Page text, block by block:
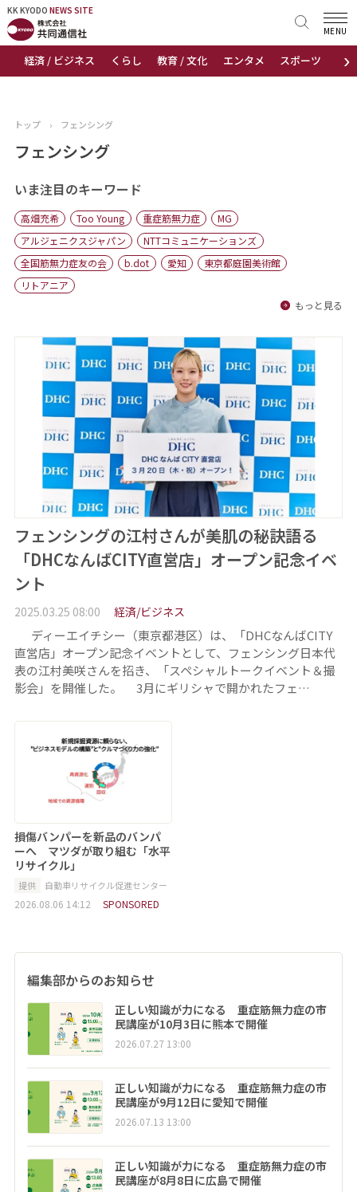
KK KYODO NEWS SITE
›
経済 / ビジネス くらし 教育 / 文化 エンタメ スポーツ 地域
MENU
KK KYODONEWS SITE
トップページ
ニュース
おすすめコンテンツ
出版物
会社概要
トップ › フェンシング
フェンシング
いま注目のキーワード
高畑充希 Too Young 重症筋無力症
MG
アルジェニクスジャパン
NTTコミュニケーションズ
全国筋無力症友の会
b.dot 愛知
東京都庭園美術館
リトアニア
もっと見る
フェンシングの江村さんが美肌の秘訣語る
「DHCなんばCITY直営店」オープン記念イベ
ント
2025.03.25 08:00 経済/ビジネス
ディーエイチシー（東京都港区）は、「DHCなんばCITY
直営店」オープン記念イベントとして、フェンシング日本代
表の江村美咲さんを招き、「スペシャルトークイベント＆撮
影会」を開催した。 3月にギリシャで開かれたフェ…
損傷バンパーを新品のバンパ
ーへ マツダが取り組む「水平
リサイクル」
提供 自動車リサイクル促進センター
2026.08.06 14:12 SPONSORED
編集部からのお知らせ
正しい知識が力になる 重症筋無力症の市
民講座が10月3日に熊本で開催
2026.07.27 13:00
正しい知識が力になる 重症筋無力症の市
民講座が9月12日に愛知で開催
2026.07.13 13:00
正しい知識が力になる 重症筋無力症の市
民講座が8月8日に広島で開催